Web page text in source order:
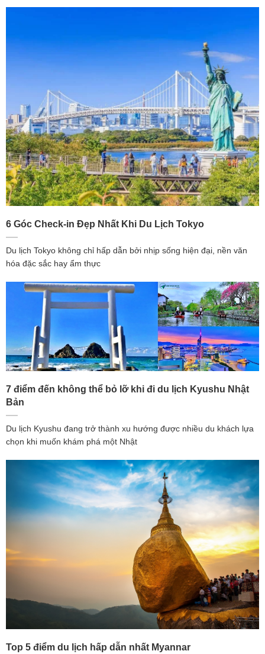
6 Góc Check-in Đẹp Nhất Khi Du Lịch Tokyo
Du lịch Tokyo không chỉ hấp dẫn bởi nhịp sống hiện đại, nền văn
hóa đặc sắc hay ẩm thực
7 điểm đến không thể bỏ lỡ khi đi du lịch Kyushu Nhật
Bản
Du lịch Kyushu đang trở thành xu hướng được nhiều du khách lựa
chọn khi muốn khám phá một Nhật
Top 5 điểm du lịch hấp dẫn nhất Myannar